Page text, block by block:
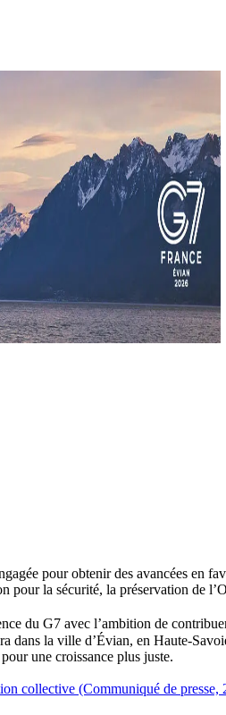
pour obtenir des avancées en
la sécurité, la préservation de
du G7 avec l’ambition de
dans la ville d’Évian, en Haute-
une croissance plus juste.
collective (Communiqué de presse,